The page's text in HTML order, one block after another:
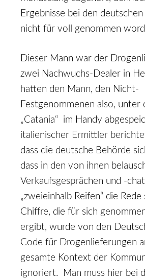
Ergebnisse bei den
nicht für voll genommen
Dieser Mann war der
zwei Nachwuchs-Dealer in
hatten den Mann, den Nicht-
Festgenommenen also, unter
„Catania“ im Handy
italienischer Ermittler
dass die deutsche Behörde
dass in den von ihnen
Verkaufsgesprächen und -
„zweieinhalb Reifen“ die Rede
Chiffre, die für sich
ergibt, wurde von den
Code für Drogenlieferungen
gesamte Kontext der
ignoriert. Man muss hier bei